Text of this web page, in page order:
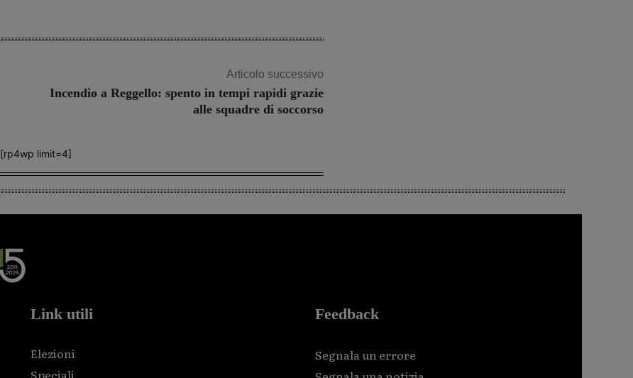
Articolo successivo
Incendio a Reggello: spento in tempi rapidi grazie
alle squadre di soccorso
[rp4wp limit=4]
Link utili
Elezioni
Feedback
Segnala un errore